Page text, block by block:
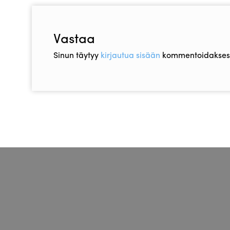
Vastaa
Sinun täytyy kirjautua sisään